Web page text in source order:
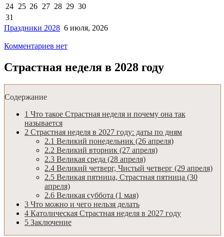
24 25 26 27 28 29 30
31
Праздники 2028 6 июля, 2026
Комментариев нет
Страстная неделя в 2028 году
Содержание
1 Что такое Страстная неделя и почему она так
называется
2 Страстная неделя в 2027 году: даты по дням
2.1 Великий понедельник (26 апреля)
2.2 Великий вторник (27 апреля)
2.3 Великая среда (28 апреля)
2.4 Великий четверг, Чистый четверг (29 апреля)
2.5 Великая пятница, Страстная пятница (30
апреля)
2.6 Великая суббота (1 мая)
3 Что можно и чего нельзя делать
4 Католическая Страстная неделя в 2027 году
5 Заключение